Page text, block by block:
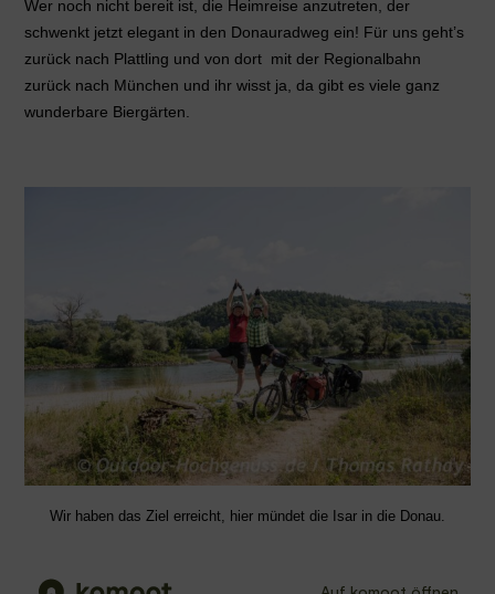
Wer noch nicht bereit ist, die Heimreise anzutreten, der
schwenkt jetzt elegant in den Donauradweg ein! Für uns geht’s
zurück nach Plattling und von dort mit der Regionalbahn
zurück nach München und ihr wisst ja, da gibt es viele ganz
wunderbare Biergärten.
Wir haben das Ziel erreicht, hier mündet die Isar in die Donau.